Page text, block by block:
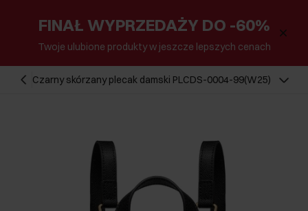
FINAŁ WYPRZEDAŻY DO -60%
Twoje ulubione produkty w jeszcze lepszych cenach
Czarny skórzany plecak damski PLCDS-0004-99(W25)